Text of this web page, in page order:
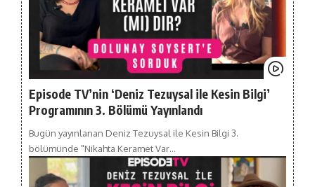
Episode TV’nin ‘Deniz Tezuysal ile Kesin Bilgi’
Programının 3. Bölümü Yayınlandı
Bugün yayınlanan Deniz Tezuysal ile Kesin Bilgi 3.
bölümünde "Nikahta Keramet Var…